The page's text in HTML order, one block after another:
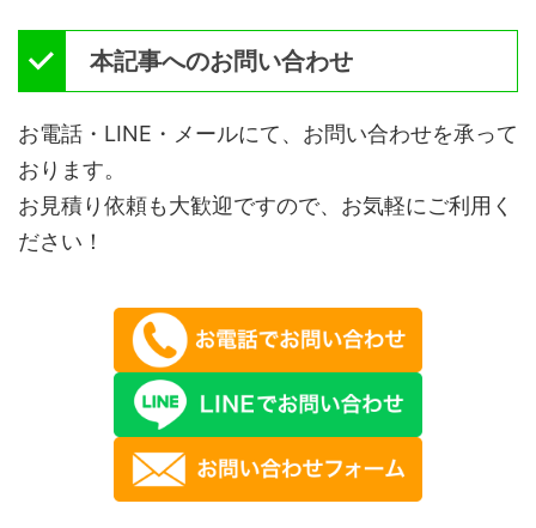
本記事へのお問い合わせ
お電話・LINE・メールにて、お問い合わせを承って
おります。
お見積り依頼も大歓迎ですので、お気軽にご利用く
ださい！